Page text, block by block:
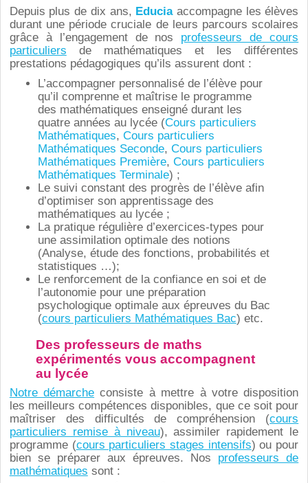
Depuis plus de dix ans, Educiaaccompagne les élèves
durant une période cruciale de leurs parcours scolaires
grâce à l’engagement de nos professeurs de cours
particuliers de mathématiques et les différentes
prestations pédagogiques qu’ils assurent dont :
L’accompagner personnalisé de l’élève pour
qu’il comprenne et maîtrise le programme
des mathématiques enseigné durant les
quatre années au lycée (Cours particuliers
Mathématiques, Cours particuliers
Mathématiques Seconde, Cours particuliers
Mathématiques Première, Cours particuliers
Mathématiques Terminale) ;
Le suivi constant des progrès de l’élève afin
d’optimiser son apprentissage des
mathématiques au lycée ;
La pratique régulière d’exercices-types pour
une assimilation optimale des notions
(Analyse, étude des fonctions, probabilités et
statistiques …);
Le renforcement de la confiance en soi et de
l’autonomie pour une préparation
psychologique optimale aux épreuves du Bac
(cours particuliers Mathématiques Bac) etc.
Des professeurs de maths
expérimentés vous accompagnent
au lycée
Notre démarche consiste à mettre à votre disposition
les meilleurs compétences disponibles, que ce soit pour
maîtriser des difficultés de compréhension (cours
particuliers remise à niveau), assimiler rapidement le
programme (cours particuliers stages intensifs) ou pour
bien se préparer aux épreuves. Nos professeurs de
mathématiques sont :